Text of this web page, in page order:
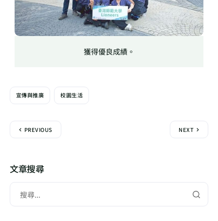
獲得優良成績。
宣傳與推廣 校園生活
PREVIOUS NEXT
文章搜尋